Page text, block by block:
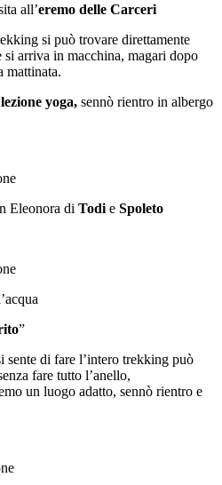
all’eremo delle Carceri
si può trovare direttamente
si arriva in macchina, magari dopo
mattinata.
lezione yoga, sennò rientro in albergo
Eleonora di Todi e Spoleto
”
sente di fare l’intero trekking può
fare tutto l’anello,
un luogo adatto, sennò rientro e